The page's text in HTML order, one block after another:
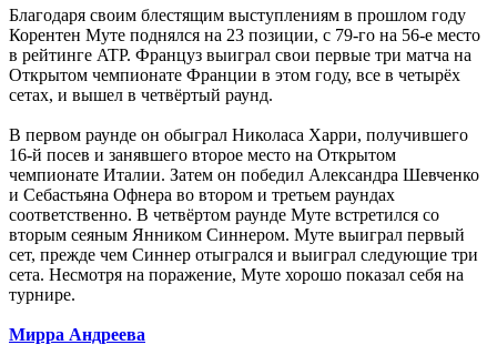
Благодаря своим блестящим выступлениям в прошлом году
Корентен Муте поднялся на 23 позиции, с 79-го на 56-е место
в рейтинге ATP. Француз выиграл свои первые три матча на
Открытом чемпионате Франции в этом году, все в четырёх
сетах, и вышел в четвёртый раунд.
В первом раунде он обыграл Николаса Харри, получившего
16-й посев и занявшего второе место на Открытом
чемпионате Италии. Затем он победил Александра Шевченко
и Себастьяна Офнера во втором и третьем раундах
соответственно. В четвёртом раунде Муте встретился со
вторым сеяным Янником Синнером. Муте выиграл первый
сет, прежде чем Синнер отыгрался и выиграл следующие три
сета. Несмотря на поражение, Муте хорошо показал себя на
турнире.
Мирра Андреева